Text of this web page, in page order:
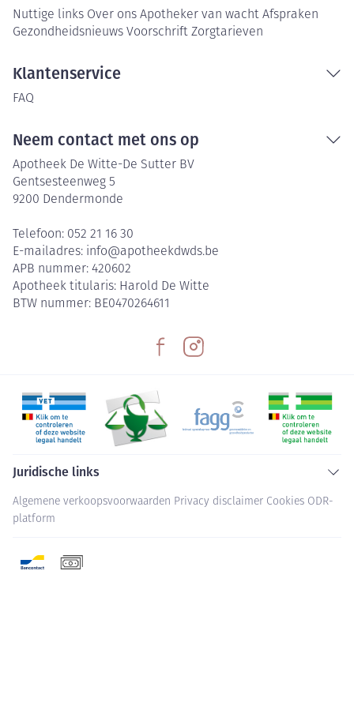
Nuttige links Over ons Apotheker van wacht Afspraken
Gezondheidsnieuws Voorschrift Zorgtarieven
Klantenservice
FAQ
Neem contact met ons op
Apotheek De Witte-De Sutter BV
Gentsesteenweg 5
9200 Dendermonde
Telefoon: 052 21 16 30
E-mailadres: info@apotheekdwds.be
APB nummer: 420602
Apotheek titularis: Harold De Witte
BTW nummer: BE0470264611
Juridische links
Algemene verkoopsvoorwaarden Privacy disclaimer Cookies ODR-
platform